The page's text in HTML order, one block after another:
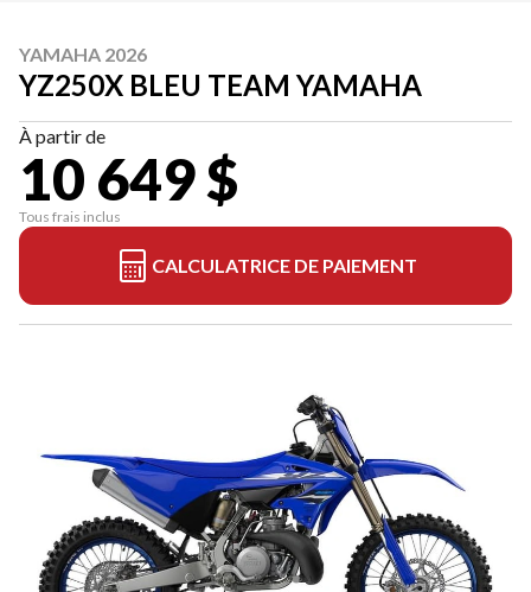
YAMAHA 2026
YZ250X BLEU TEAM YAMAHA
À partir de
10 649 $
Tous frais inclus
CALCULATRICE DE PAIEMENT